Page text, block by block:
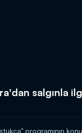
salgınla
programının